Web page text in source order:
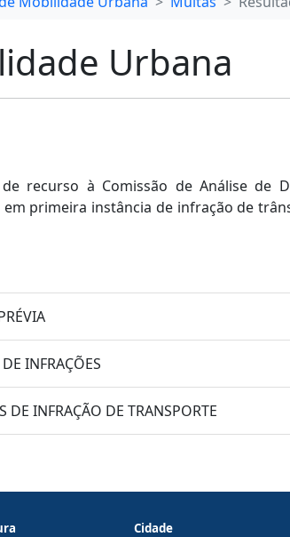
Urbana
recurso à Comissão de Análise de
primeira instância de infração de
INFRAÇÕES
DE INFRAÇÃO DE TRANSPORTE
Cidade